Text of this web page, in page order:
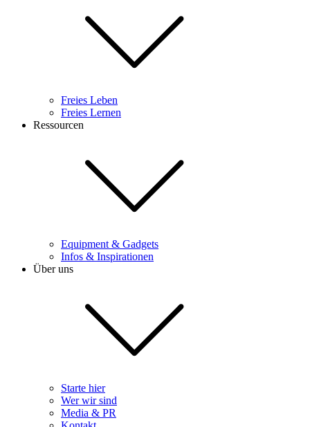
Freies Leben
Freies Lernen
Ressourcen
Equipment & Gadgets
Infos & Inspirationen
Über uns
Starte hier
Wer wir sind
Media & PR